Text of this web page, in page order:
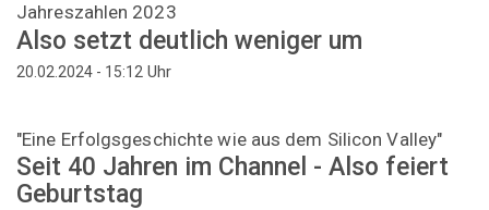
Jahreszahlen 2023
Also setzt deutlich weniger um
20.02.2024 - 15:12 Uhr
"Eine Erfolgsgeschichte wie aus dem Silicon Valley"
Seit 40 Jahren im Channel - Also feiert
Geburtstag